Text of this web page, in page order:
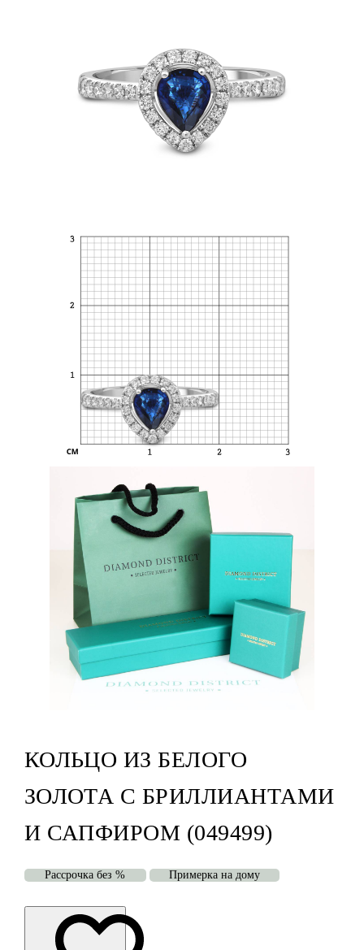
КОЛЬЦО ИЗ БЕЛОГО
ЗОЛОТА С БРИЛЛИАНТАМИ
И САПФИРОМ (049499)
Рассрочка без % Примерка на дому